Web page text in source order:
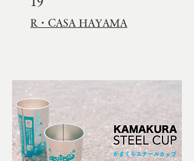
R・CASA HAYAMA